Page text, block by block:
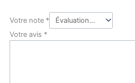
Votre note *
Votre avis *